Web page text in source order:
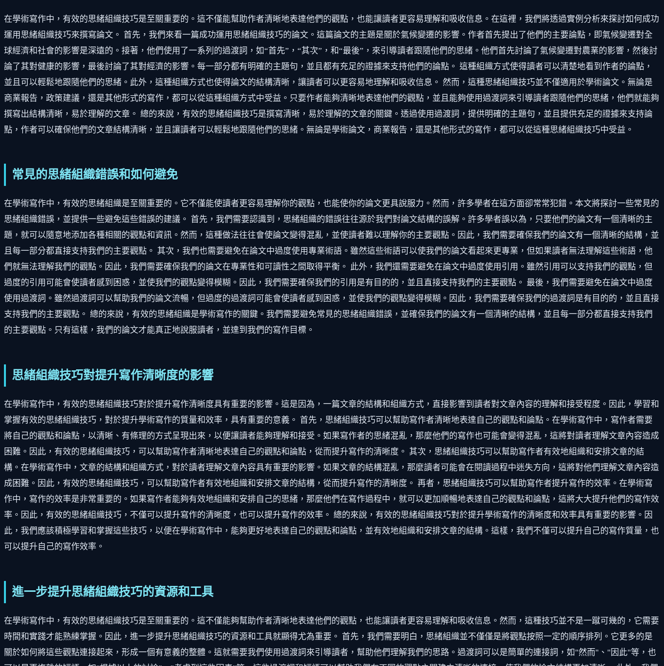
在學術寫作中，有效的思緒組織技巧是至關重要的。這不僅能幫助作者清晰地表達他們的觀點，也能讓讀者更容易理解和吸收信息。在這裡，我們將透過實例分析來探討如何成功
運用思緒組織技巧來撰寫論文。 首先，我們來看一篇成功運用思緒組織技巧的論文。這篇論文的主題是關於氣候變遷的影響。作者首先提出了他們的主要論點，即氣候變遷對全
球經濟和社會的影響是深遠的。接著，他們使用了一系列的過渡詞，如“首先”，“其次”，和“最後”，來引導讀者跟隨他們的思緒。他們首先討論了氣候變遷對農業的影響，然後討
論了其對健康的影響，最後討論了其對經濟的影響。每一部分都有明確的主題句，並且都有充足的證據來支持他們的論點。 這種組織方式使得讀者可以清楚地看到作者的論點，
並且可以輕鬆地跟隨他們的思緒。此外，這種組織方式也使得論文的結構清晰，讓讀者可以更容易地理解和吸收信息。 然而，這種思緒組織技巧並不僅適用於學術論文。無論是
商業報告，政策建議，還是其他形式的寫作，都可以從這種組織方式中受益。只要作者能夠清晰地表達他們的觀點，並且能夠使用過渡詞來引導讀者跟隨他們的思緒，他們就能夠
撰寫出結構清晰，易於理解的文章。 總的來說，有效的思緒組織技巧是撰寫清晰，易於理解的文章的關鍵。透過使用過渡詞，提供明確的主題句，並且提供充足的證據來支持論
點，作者可以確保他們的文章結構清晰，並且讓讀者可以輕鬆地跟隨他們的思緒。無論是學術論文，商業報告，還是其他形式的寫作，都可以從這種思緒組織技巧中受益。
常見的思緒組織錯誤和如何避免
在學術寫作中，有效的思緒組織是至關重要的。它不僅能使讀者更容易理解你的觀點，也能使你的論文更具說服力。然而，許多學者在這方面卻常常犯錯。本文將探討一些常見的
思緒組織錯誤，並提供一些避免這些錯誤的建議。 首先，我們需要認識到，思緒組織的錯誤往往源於我們對論文結構的誤解。許多學者誤以為，只要他們的論文有一個清晰的主
題，就可以隨意地添加各種相關的觀點和資訊。然而，這種做法往往會使論文變得混亂，並使讀者難以理解你的主要觀點。因此，我們需要確保我們的論文有一個清晰的結構，並
且每一部分都直接支持我們的主要觀點。 其次，我們也需要避免在論文中過度使用專業術語。雖然這些術語可以使我們的論文看起來更專業，但如果讀者無法理解這些術語，他
們就無法理解我們的觀點。因此，我們需要確保我們的論文在專業性和可讀性之間取得平衡。 此外，我們還需要避免在論文中過度使用引用。雖然引用可以支持我們的觀點，但
過度的引用可能會使讀者感到困惑，並使我們的觀點變得模糊。因此，我們需要確保我們的引用是有目的的，並且直接支持我們的主要觀點。 最後，我們需要避免在論文中過度
使用過渡詞。雖然過渡詞可以幫助我們的論文流暢，但過度的過渡詞可能會使讀者感到困惑，並使我們的觀點變得模糊。因此，我們需要確保我們的過渡詞是有目的的，並且直接
支持我們的主要觀點。 總的來說，有效的思緒組織是學術寫作的關鍵。我們需要避免常見的思緒組織錯誤，並確保我們的論文有一個清晰的結構，並且每一部分都直接支持我們
的主要觀點。只有這樣，我們的論文才能真正地說服讀者，並達到我們的寫作目標。
思緒組織技巧對提升寫作清晰度的影響
在學術寫作中，有效的思緒組織技巧對於提升寫作清晰度具有重要的影響。這是因為，一篇文章的結構和組織方式，直接影響到讀者對文章內容的理解和接受程度。因此，學習和
掌握有效的思緒組織技巧，對於提升學術寫作的質量和效率，具有重要的意義。 首先，思緒組織技巧可以幫助寫作者清晰地表達自己的觀點和論點。在學術寫作中，寫作者需要
將自己的觀點和論點，以清晰、有條理的方式呈現出來，以便讓讀者能夠理解和接受。如果寫作者的思緒混亂，那麼他們的寫作也可能會變得混亂，這將對讀者理解文章內容造成
困難。因此，有效的思緒組織技巧，可以幫助寫作者清晰地表達自己的觀點和論點，從而提升寫作的清晰度。 其次，思緒組織技巧可以幫助寫作者有效地組織和安排文章的結
構。在學術寫作中，文章的結構和組織方式，對於讀者理解文章內容具有重要的影響。如果文章的結構混亂，那麼讀者可能會在閱讀過程中迷失方向，這將對他們理解文章內容造
成困難。因此，有效的思緒組織技巧，可以幫助寫作者有效地組織和安排文章的結構，從而提升寫作的清晰度。 再者，思緒組織技巧可以幫助寫作者提升寫作的效率。在學術寫
作中，寫作的效率是非常重要的。如果寫作者能夠有效地組織和安排自己的思緒，那麼他們在寫作過程中，就可以更加順暢地表達自己的觀點和論點，這將大大提升他們的寫作效
率。因此，有效的思緒組織技巧，不僅可以提升寫作的清晰度，也可以提升寫作的效率。 總的來說，有效的思緒組織技巧對於提升學術寫作的清晰度和效率具有重要的影響。因
此，我們應該積極學習和掌握這些技巧，以便在學術寫作中，能夠更好地表達自己的觀點和論點，並有效地組織和安排文章的結構。這樣，我們不僅可以提升自己的寫作質量，也
可以提升自己的寫作效率。
進一步提升思緒組織技巧的資源和工具
在學術寫作中，有效的思緒組織技巧是至關重要的。這不僅能夠幫助作者清晰地表達他們的觀點，也能讓讀者更容易理解和吸收信息。然而，這種技巧並不是一蹴可幾的，它需要
時間和實踐才能熟練掌握。因此，進一步提升思緒組織技巧的資源和工具就顯得尤為重要。 首先，我們需要明白，思緒組織並不僅僅是將觀點按照一定的順序排列。它更多的是
關於如何將這些觀點連接起來，形成一個有意義的整體。這就需要我們使用過渡詞來引導讀者，幫助他們理解我們的思路。過渡詞可以是簡單的連接詞，如"然而"、"因此"等，也